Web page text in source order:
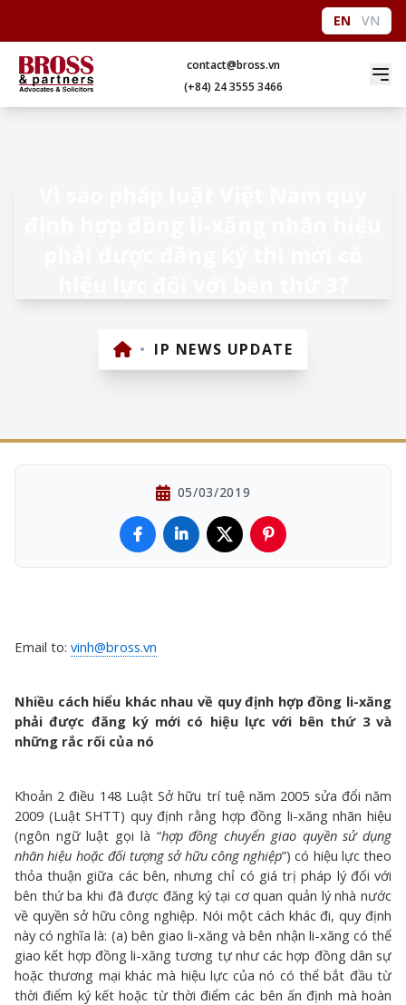
EN VN
contact@bross.vn
(+84) 24 3555 3466
• IP NEWS UPDATE
05/03/2019
Email to: vinh@bross.vn
Nhiều cách hiểu khác nhau về quy định hợp đồng li-xăng
phải được đăng ký mới có hiệu lực với bên thứ 3 và
những rắc rối của nó
Khoản 2 điều 148 Luật Sở hữu trí tuệ năm 2005 sửa đổi năm
2009 (Luật SHTT) quy định rằng hợp đồng li-xăng nhãn hiệu
(ngôn ngữ luật gọi là “hợp đồng chuyển giao quyền sử dụng
nhãn hiệu hoặc đối tượng sở hữu công nghiệp”) có hiệu lực theo
thỏa thuận giữa các bên, nhưng chỉ có giá trị pháp lý đối với
bên thứ ba khi đã được đăng ký tại cơ quan quản lý nhà nước
về quyền sở hữu công nghiệp. Nói một cách khác đi, quy định
này có nghĩa là: (a) bên giao li-xăng và bên nhận li-xăng có thể
giao kết hợp đồng li-xăng tương tự như các hợp đồng dân sự
hoặc thương mại khác mà hiệu lực của nó có thể bắt đầu từ
thời điểm ký kết hoặc từ thời điểm các bên ấn định mà hoàn